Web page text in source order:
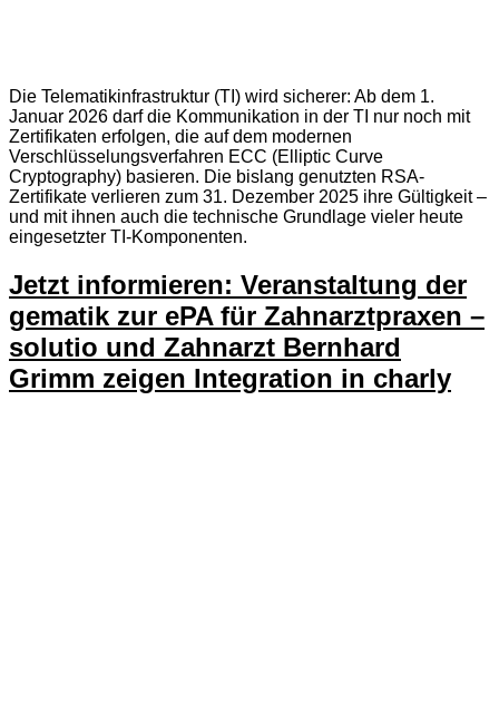
Die Telematikinfrastruktur (TI) wird sicherer: Ab dem 1.
Januar 2026 darf die Kommunikation in der TI nur noch mit
Zertifikaten erfolgen, die auf dem modernen
Verschlüsselungsverfahren ECC (Elliptic Curve
Cryptography) basieren. Die bislang genutzten RSA-
Zertifikate verlieren zum 31. Dezember 2025 ihre Gültigkeit –
und mit ihnen auch die technische Grundlage vieler heute
eingesetzter TI-Komponenten.
Jetzt informieren: Veranstaltung der
gematik zur ePA für Zahnarztpraxen –
solutio und Zahnarzt Bernhard
Grimm zeigen Integration in charly